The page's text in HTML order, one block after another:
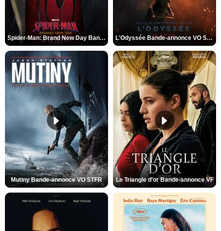
Spider-Man: Brand New Day Bande-annonce VO STFR L'Odyssée Bande-annonce VO STFR
Mutiny Bande-annonce VO STFR Le Triangle d'or Bande-annonce VF